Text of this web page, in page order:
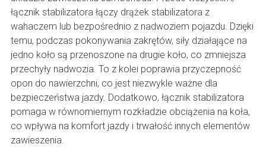
łącznik stabilizatora łączy drążek stabilizatora z
wahaczem lub bezpośrednio z nadwoziem pojazdu. Dzięki
temu, podczas pokonywania zakrętów, siły działające na
jedno koło są przenoszone na drugie koło, co zmniejsza
przechyły nadwozia. To z kolei poprawia przyczepność
opon do nawierzchni, co jest niezwykle ważne dla
bezpieczeństwa jazdy. Dodatkowo, łącznik stabilizatora
pomaga w równomiernym rozkładzie obciążenia na koła,
co wpływa na komfort jazdy i trwałość innych elementów
zawieszenia.